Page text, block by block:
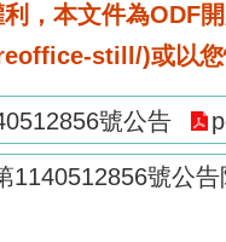
，本文件為ODF
still/)或以您
號公告
1140512856號公